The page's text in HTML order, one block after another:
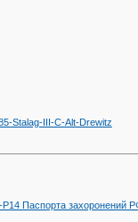
Stalag-III-C-Alt-Drewitz
Р14 Паспорта